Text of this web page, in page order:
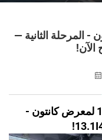
كانتون - المرحلة الثانية —
مباشرة في الدورة 138 لمعرض كانتون -